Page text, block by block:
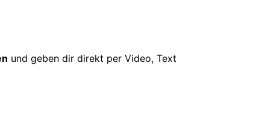
und geben dir direkt per Video, Text